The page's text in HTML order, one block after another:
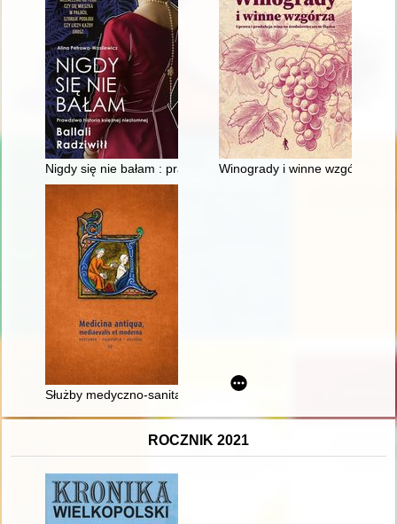
Nigdy się nie bałam : prawdziwa historia księżnej niezłomnej
Winogrady i winne wzgórza :
Służby medyczno-sanitarne w armiach Rzeczypospolitej w
ROCZNIK 2021